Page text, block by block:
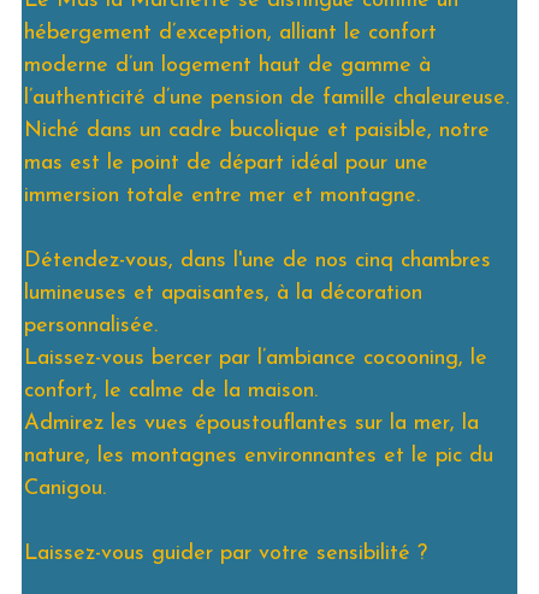
hébergement d’exception, alliant le confort
moderne d’un logement haut de gamme à
l’authenticité d’une pension de famille chaleureuse.
Niché dans un cadre bucolique et paisible, notre
mas est le point de départ idéal pour une
immersion totale entre mer et montagne.
Détendez-vous, dans l'une de nos cinq chambres
lumineuses et apaisantes, à la décoration
personnalisée.
Laissez-vous bercer par l’ambiance cocooning, le
confort, le calme de la maison.
Admirez les vues époustouflantes sur la mer, la
nature, les montagnes environnantes et le pic du
Canigou.
Laissez-vous guider par votre sensibilité ?